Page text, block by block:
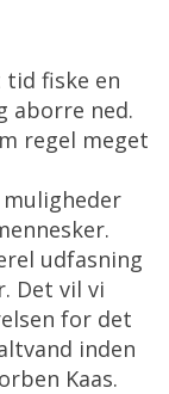
tid fiske en
aborre ned.
regel meget
udfasning
Det vil vi
for det
inden
Kaas.